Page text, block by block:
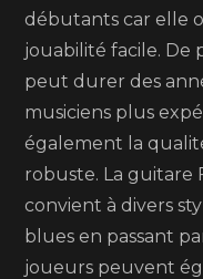
débutants car elle
jouabilité facile. De
peut durer des
musiciens plus
également la
robuste. La guitare
convient à divers
blues en passant
joueurs peuvent